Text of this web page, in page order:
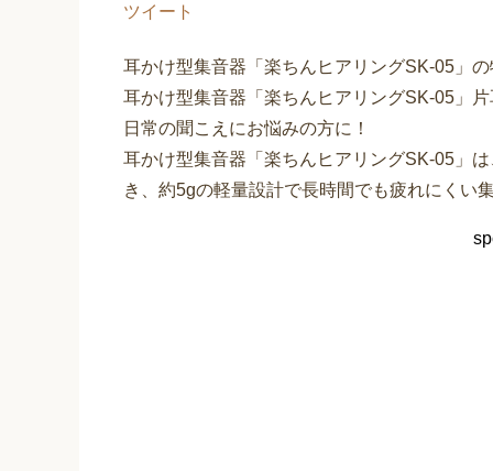
ツイート
耳かけ型集音器「楽ちんヒアリングSK-05」
耳かけ型集音器「楽ちんヒアリングSK-05」
日常の聞こえにお悩みの方に！
耳かけ型集音器「楽ちんヒアリングSK-05」
き、約5gの軽量設計で長時間でも疲れにくい